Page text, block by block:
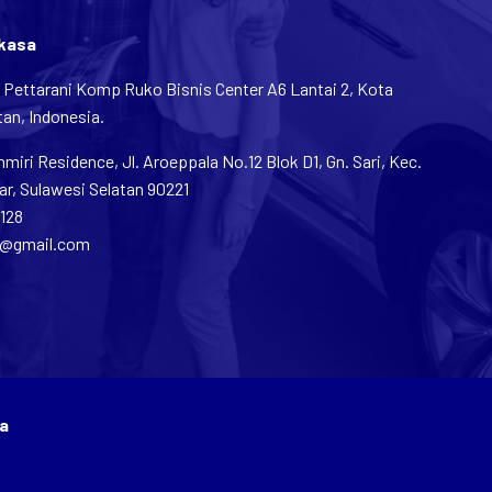
Komp Ruko Bisnis Center A6 Lantai 2, Kota
Indonesia.
Residence, Jl. Aroeppala No.12 Blok D1, Gn. Sari, Kec.
Sulawesi Selatan 90221